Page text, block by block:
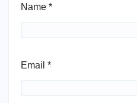
Name *
Email *